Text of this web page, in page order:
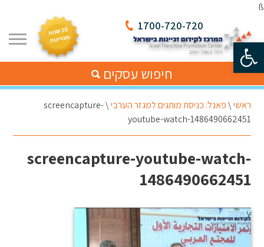
פתח סרגל נגישות
ß
1700-720-720
חיפוש עסקים
ראשי\פאנל: כניסת מותגים למגזר הערבי\
screencapture-
youtube-watch-1486490662451
screencapture-youtube-watch-
1486490662451